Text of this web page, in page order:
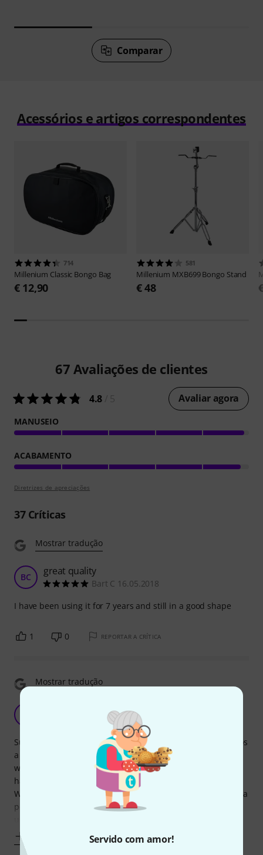
Servido com amor!
Comparar
Acessórios e artigos correspondentes
714
Millenium Classic Bongo Bag
€ 12,90
581
Millenium MXB699 Bongo Stand
€ 48
67 Avaliações de clientes
4.8 Avaliar agora
MANUSEIO
ACABAMENTO
Diretrizes de apreciações
37Críticas
Mostrar tradução
BC great quality
Bart C 16.05.2018
I have been using it for 7 years and still in a good shape
1 0 REPORTAR A CRÍTICA
Mostrar tradução
Anónimo 15.01.2016
Superb bongo bag by Meinl! This fits my Natal Spirit bongos
a treat. The interior padding inside means I don't have to
worry about them getting damaged. Shoulder strap and
handle makes for easy and comfortable transportation.
What's more, the extra divider means I can store a few extra
percussion items on top of the bongos too! When I'm not